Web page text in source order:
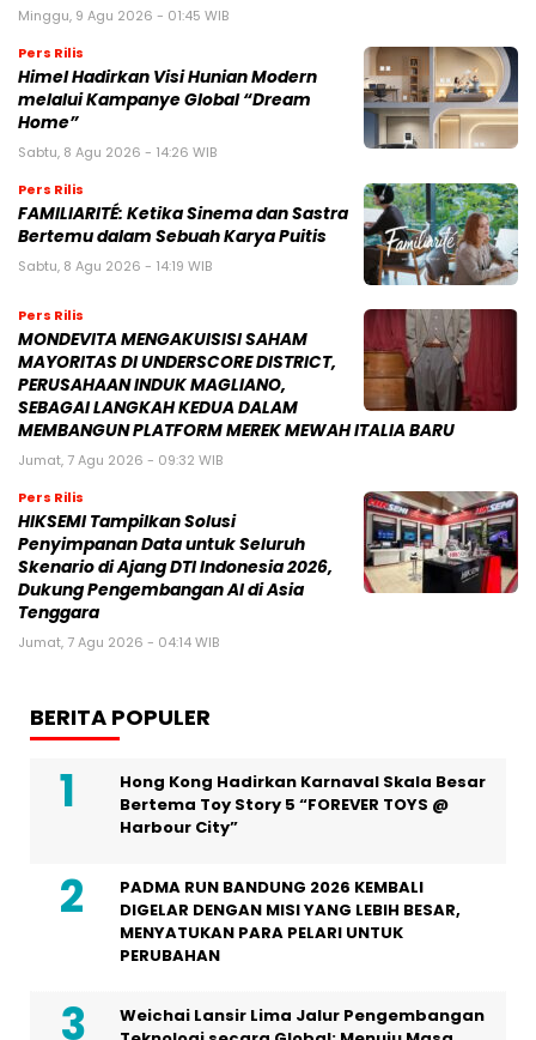
Minggu, 9 Agu 2026 - 01:45 WIB
Pers Rilis
Himel Hadirkan Visi Hunian Modern
melalui Kampanye Global “Dream
Home”
Sabtu, 8 Agu 2026 - 14:26 WIB
Pers Rilis
FAMILIARITÉ: Ketika Sinema dan Sastra
Bertemu dalam Sebuah Karya Puitis
Sabtu, 8 Agu 2026 - 14:19 WIB
Pers Rilis
MONDEVITA MENGAKUISISI SAHAM
MAYORITAS DI UNDERSCORE DISTRICT,
PERUSAHAAN INDUK MAGLIANO,
SEBAGAI LANGKAH KEDUA DALAM
MEMBANGUN PLATFORM MEREK MEWAH ITALIA BARU
Jumat, 7 Agu 2026 - 09:32 WIB
Pers Rilis
HIKSEMI Tampilkan Solusi
Penyimpanan Data untuk Seluruh
Skenario di Ajang DTI Indonesia 2026,
Dukung Pengembangan AI di Asia
Tenggara
Jumat, 7 Agu 2026 - 04:14 WIB
BERITA POPULER
Hong Kong Hadirkan Karnaval Skala Besar
Bertema Toy Story 5 “FOREVER TOYS @
Harbour City”
PADMA RUN BANDUNG 2026 KEMBALI
DIGELAR DENGAN MISI YANG LEBIH BESAR,
MENYATUKAN PARA PELARI UNTUK
PERUBAHAN
Weichai Lansir Lima Jalur Pengembangan